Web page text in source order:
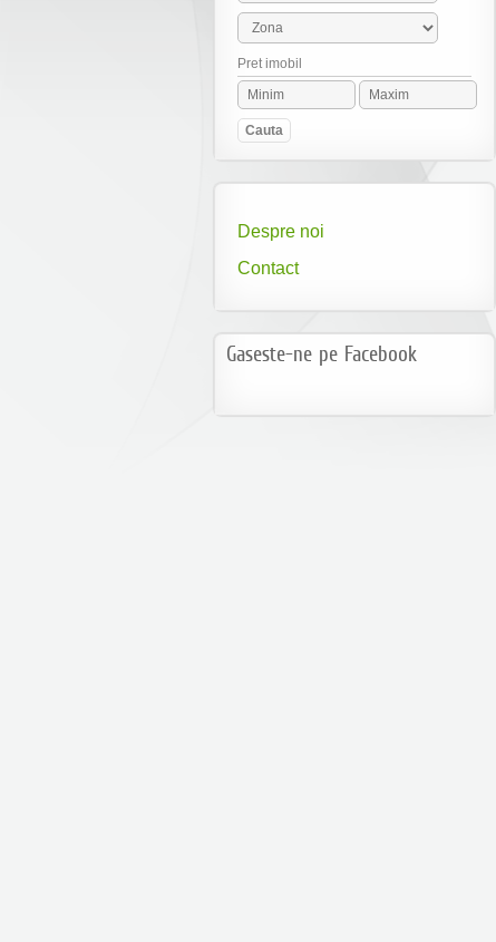
Pret imobil
Despre noi
Contact
Gaseste-ne pe Facebook